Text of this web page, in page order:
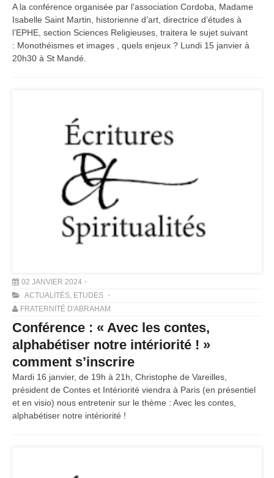
A la conférence organisée par l’association Cordoba, Madame
Isabelle Saint Martin, historienne d’art, directrice d’études à
l’EPHE, section Sciences Religieuses, traitera le sujet suivant
: Monothéismes et images , quels enjeux ? Lundi 15 janvier à
20h30 à St Mandé.
02 JANVIER 2024
ACTUALITÉS, ETUDES
FRATERNITÉ D'ABRAHAM
Conférence : « Avec les contes,
alphabétiser notre intériorité ! »
comment s’inscrire
Mardi 16 janvier, de 19h à 21h, Christophe de Vareilles,
président de Contes et Intériorité viendra à Paris (en présentiel
et en visio) nous entretenir sur le thème : Avec les contes,
alphabétiser notre intériorité !